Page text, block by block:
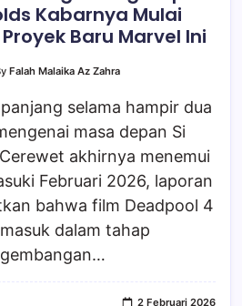
Kabarnya Mulai
Baru Marvel Ini
Falah Malaika Az Zahra
selama hampir dua
masa depan Si
akhirnya menemui
Februari 2026, laporan
bahwa film Deadpool 4
dalam tahap
2 Februari 2026